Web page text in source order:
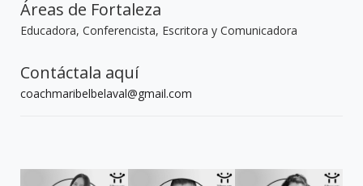
Áreas de Fortaleza
Educadora, Conferencista, Escritora y Comunicadora
Contáctala aquí
coachmaribelbelaval@gmail.com